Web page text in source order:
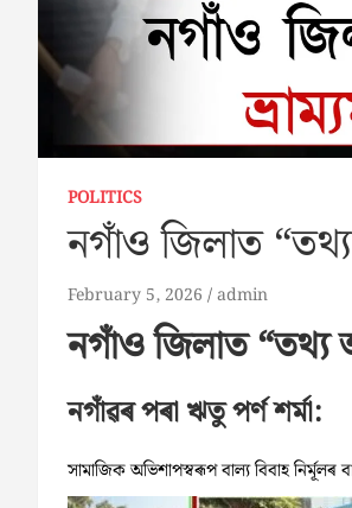
POLITICS
নগাঁও জিলাত
February 5, 2026 admin
নগাঁও জিলাত “তথ্য
নগাঁৱৰ পৰা ঋতু পর্ণ শৰ্মা:
সামাজিক অভিশাপস্বৰূপ বাল্য বিবাহ